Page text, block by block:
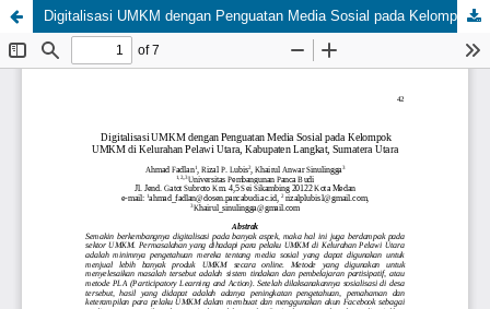
Digitalisasi UMKM dengan Penguatan Media Sosial pada Kelompok UMKM di Kelurahan Pelawi Utara, Kabupaten Langkat, Sumatera Utara